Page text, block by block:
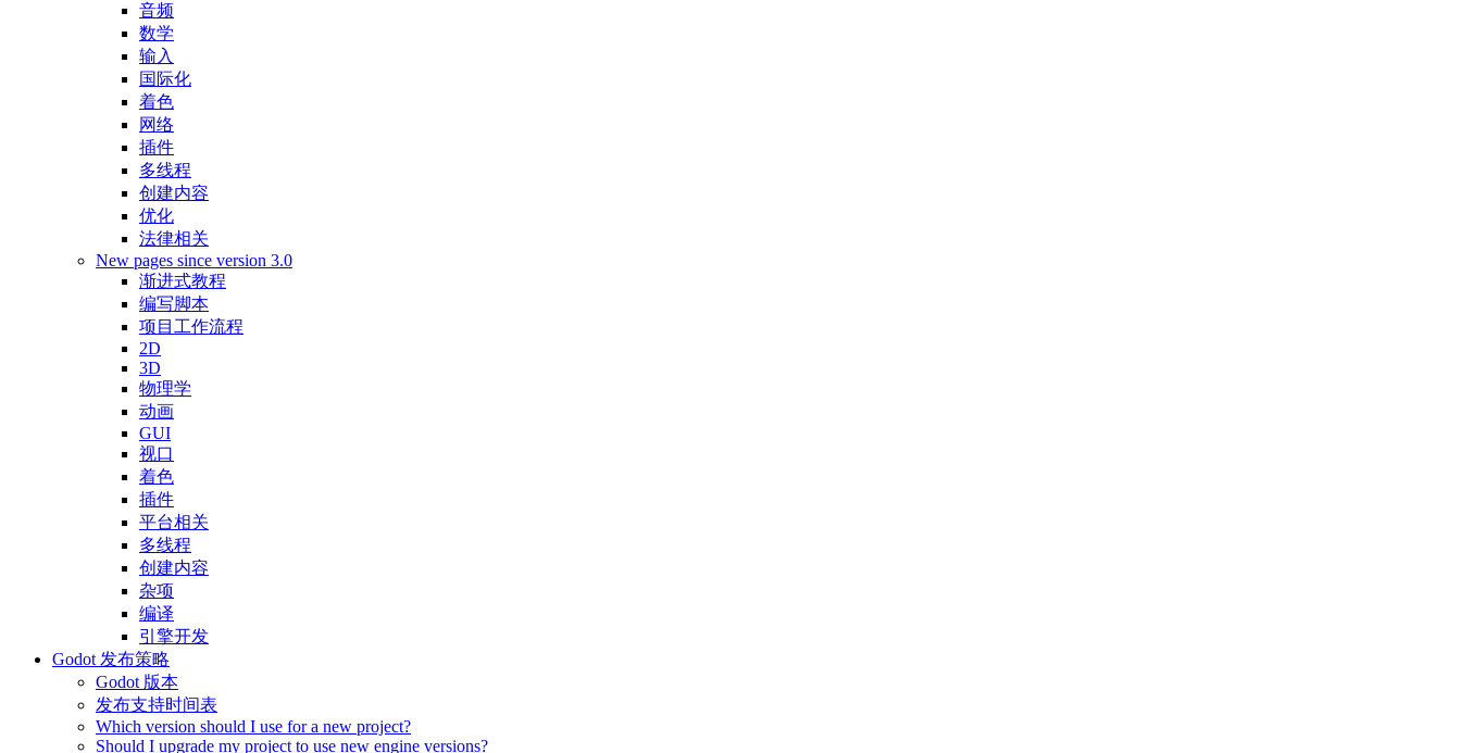
音频
数学
输入
国际化
着色
网络
插件
多线程
创建内容
优化
法律相关
New pages since version 3.0
渐进式教程
编写脚本
项目工作流程
2D
3D
物理学
动画
GUI
视口
着色
插件
平台相关
多线程
创建内容
杂项
编译
引擎开发
Godot 发布策略
Godot 版本
发布支持时间表
Which version should I use for a new project?
Should I upgrade my project to use new engine versions?